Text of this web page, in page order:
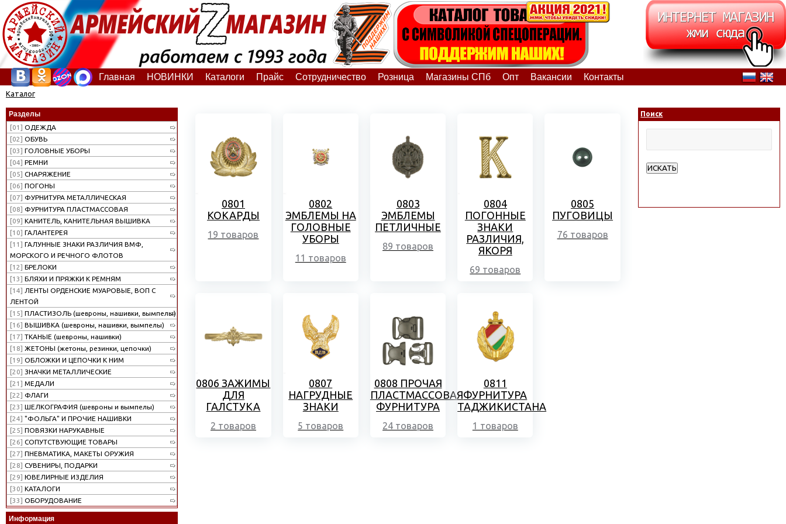
Главная НОВИНКИ Каталоги Прайс Сотрудничество Розница Магазины СПб Опт Вакансии Контакты
Каталог
Разделы
[01] ОДЕЖДА
[02] ОБУВЬ
[03] ГОЛОВНЫЕ УБОРЫ
[04] РЕМНИ
[05] СНАРЯЖЕНИЕ
[06] ПОГОНЫ
[07] ФУРНИТУРА МЕТАЛЛИЧЕСКАЯ
[08] ФУРНИТУРА ПЛАСТМАССОВАЯ
[09] КАНИТЕЛЬ, КАНИТЕЛЬНАЯ ВЫШИВКА
[10] ГАЛАНТЕРЕЯ
[11] ГАЛУННЫЕ ЗНАКИ РАЗЛИЧИЯ ВМФ,
МОРСКОГО И РЕЧНОГО ФЛОТОВ
[12] БРЕЛОКИ
[13] БЛЯХИ И ПРЯЖКИ К РЕМНЯМ
[14] ЛЕНТЫ ОРДЕНСКИЕ МУАРОВЫЕ, ВОП С
ЛЕНТОЙ
[15] ПЛАСТИЗОЛЬ (шевроны, нашивки, вымпелы)
[16] ВЫШИВКА (шевроны, нашивки, вымпелы)
[17] ТКАНЫЕ (шевроны, нашивки)
[18] ЖЕТОНЫ (жетоны, резинки, цепочки)
[19] ОБЛОЖКИ И ЦЕПОЧКИ К НИМ
[20] ЗНАЧКИ МЕТАЛЛИЧЕСКИЕ
[21] МЕДАЛИ
[22] ФЛАГИ
[23] ШЕЛКОГРАФИЯ (шевроны и вымпелы)
[24] "ФОЛЬГА" И ПРОЧИЕ НАШИВКИ
[25] ПОВЯЗКИ НАРУКАВНЫЕ
[26] СОПУТСТВУЮЩИЕ ТОВАРЫ
[27] ПНЕВМАТИКА, МАКЕТЫ ОРУЖИЯ
[28] СУВЕНИРЫ, ПОДАРКИ
[29] ЮВЕЛИРНЫЕ ИЗДЕЛИЯ
[30] КАТАЛОГИ
[33] ОБОРУДОВАНИЕ
Информация
0801
КОКАРДЫ
19 товаров
0802
ЭМБЛЕМЫ НА
ГОЛОВНЫЕ
УБОРЫ
11 товаров
0803
ЭМБЛЕМЫ
ПЕТЛИЧНЫЕ
89 товаров
0804
ПОГОННЫЕ
ЗНАКИ
РАЗЛИЧИЯ,
ЯКОРЯ
69 товаров
0805
ПУГОВИЦЫ
76 товаров
0806 ЗАЖИМЫ
ДЛЯ
ГАЛСТУКА
2 товаров
0807
НАГРУДНЫЕ
ЗНАКИ
5 товаров
0808 ПРОЧАЯ
ПЛАСТМАССОВАЯ
ФУРНИТУРА
24 товаров
0811
ФУРНИТУРА
ТАДЖИКИСТАНА
1 товаров
Поиск
ИСКАТЬ